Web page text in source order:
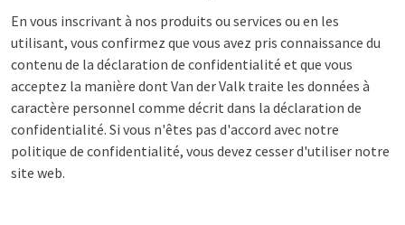
En vous inscrivant à nos produits ou services ou en les
utilisant, vous confirmez que vous avez pris connaissance du
contenu de la déclaration de confidentialité et que vous
acceptez la manière dont Van der Valk traite les données à
caractère personnel comme décrit dans la déclaration de
confidentialité. Si vous n'êtes pas d'accord avec notre
politique de confidentialité, vous devez cesser d'utiliser notre
site web.